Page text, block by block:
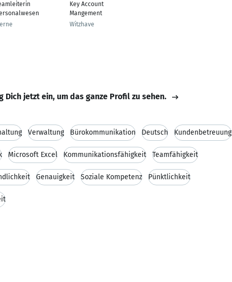
Key Account
Mangement
Witzhave
Dich jetzt ein, um das ganze Profil zu sehen.
Verwaltung Bürokommunikation Deutsch Kundenbetreuung
Microsoft Excel Kommunikationsfähigkeit Teamfähigkeit
Genauigkeit Soziale Kompetenz Pünktlichkeit